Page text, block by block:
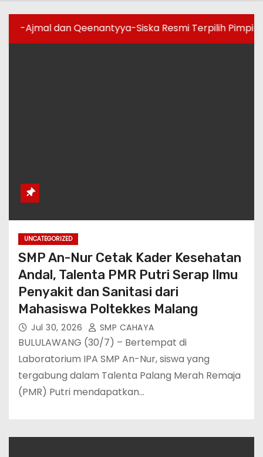
Siska Resmi Terpilih Pimpin OSIS SMP
UNCATEGORIZED
SMP An-Nur Cetak Kader Kesehatan
Andal, Talenta PMR Putri Serap Ilmu
Penyakit dan Sanitasi dari
Mahasiswa Poltekkes Malang
Jul 30, 2026 SMP CAHAYA
BULULAWANG (30/7) – Bertempat di
Laboratorium IPA SMP An-Nur, siswa yang
tergabung dalam Talenta Palang Merah Remaja
(PMR) Putri mendapatkan…